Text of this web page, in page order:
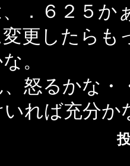
．６２５か
変更したらも
。
、怒るかな・
れば充分か